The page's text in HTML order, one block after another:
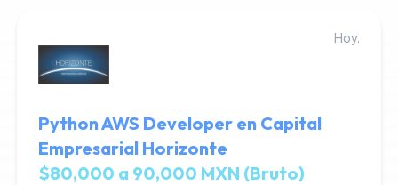
Hoy.
Python AWS Developer en Capital
Empresarial Horizonte
$80,000 a 90,000 MXN (Bruto)